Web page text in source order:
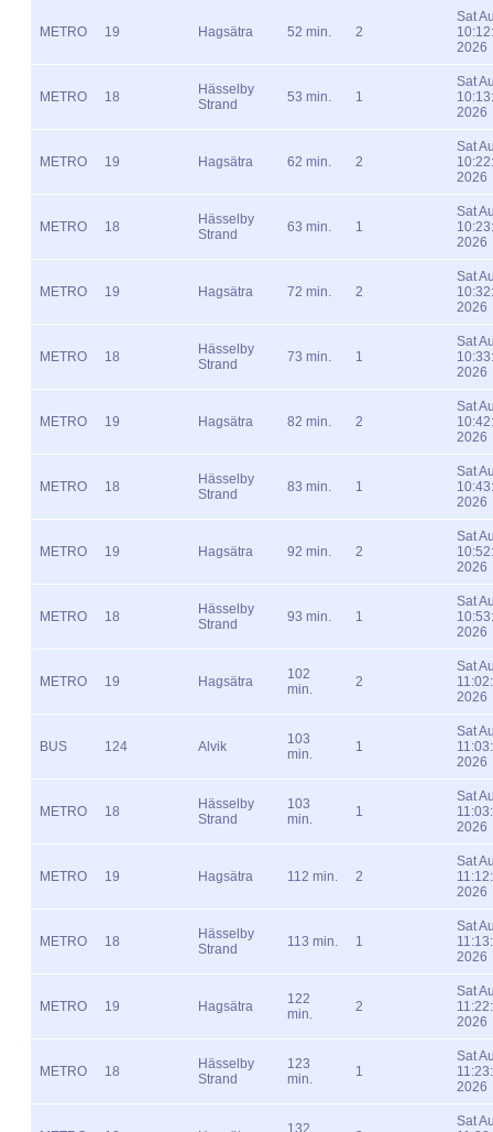
METRO 19 Hagsätra 52 min. 2
Sat
2026
METRO 18
Hässelby
Strand
53 min. 1
Sat
2026
METRO 19 Hagsätra 62 min. 2
Sat
2026
METRO 18
Hässelby
Strand
63 min. 1
Sat
2026
METRO 19 Hagsätra 72 min. 2
Sat
2026
METRO 18
Hässelby
Strand
73 min. 1
Sat
2026
METRO 19 Hagsätra 82 min. 2
Sat
2026
METRO 18
Hässelby
Strand
83 min. 1
Sat
2026
METRO 19 Hagsätra 92 min. 2
Sat
2026
METRO 18
Hässelby
Strand
93 min. 1
Sat
2026
METRO 19 Hagsätra
102
min.
2
Sat
2026
BUS 124 Alvik
103
min.
1
Sat
2026
METRO 18
Hässelby
Strand
103
min.
1
Sat
2026
METRO 19 Hagsätra 112 min. 2
Sat
2026
METRO 18
Hässelby
Strand
113 min. 1
Sat
2026
METRO 19 Hagsätra
122
min.
2
Sat
2026
METRO 18
Hässelby
Strand
123
min.
1
Sat
2026
132
Sat